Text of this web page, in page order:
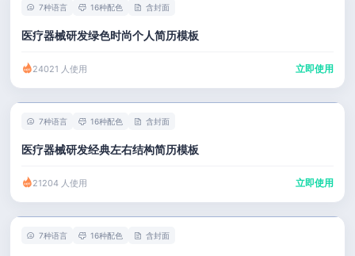
7种语言 16种配色 含封面
医疗器械研发绿色时尚个人简历模板
24021 人使用 立即使用
7种语言 16种配色 含封面
医疗器械研发经典左右结构简历模板
21204 人使用 立即使用
7种语言 16种配色 含封面